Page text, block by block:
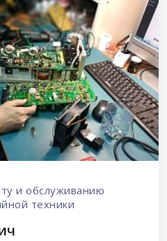
и обслуживанию
техники